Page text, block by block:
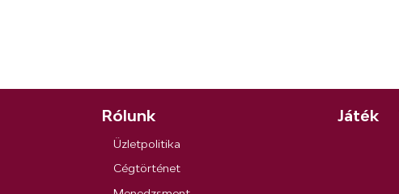
Rólunk
Üzletpolitika
Cégtörténet
Játék